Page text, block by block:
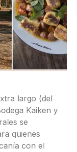
largo (del
Kaiken y
se
quienes
con el